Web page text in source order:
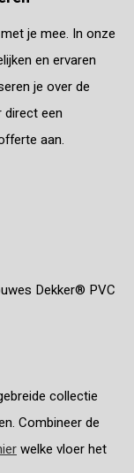
je mee. In onze
en ervaren
je over de
direct een
aan.
Dekker® PVC
collectie
Combineer de
welke vloer het